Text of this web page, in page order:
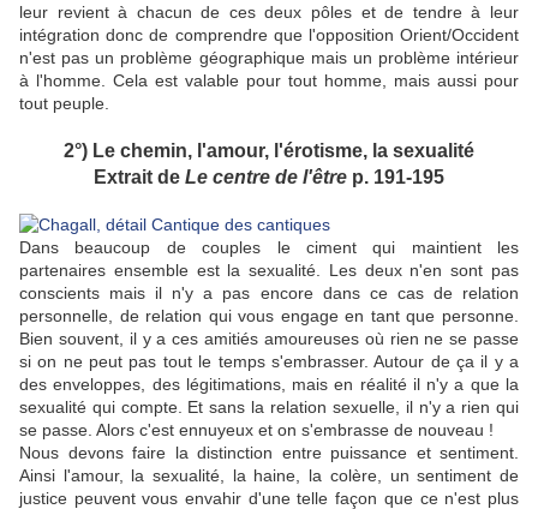
leur revient à chacun de ces deux pôles et de tendre à leur
intégration donc de comprendre que l'opposition Orient/Occident
n'est pas un problème géographique mais un problème intérieur
à l'homme. Cela est valable pour tout homme, mais aussi pour
tout peuple.
2°) Le chemin, l'amour, l'érotisme, la sexualité
Extrait de Le centre de l'être p. 191-195
Dans beaucoup de couples le ciment qui maintient les
partenaires ensemble est la sexualité. Les deux n'en sont pas
conscients mais il n'y a pas encore dans ce cas de relation
personnelle, de relation qui vous engage en tant que personne.
Bien souvent, il y a ces amitiés amoureuses où rien ne se passe
si on ne peut pas tout le temps s'embrasser. Autour de ça il y a
des enveloppes, des légitimations, mais en réalité il n'y a que la
sexualité qui compte. Et sans la relation sexuelle, il n'y a rien qui
se passe. Alors c'est ennuyeux et on s'embrasse de nouveau !
Nous devons faire la distinction entre puissance et sentiment.
Ainsi l'amour, la sexualité, la haine, la colère, un sentiment de
justice peuvent vous envahir d'une telle façon que ce n'est plus